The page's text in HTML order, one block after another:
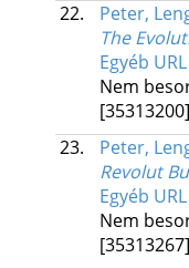
22.
Peter,
The
Egyéb URL
Nem
[35313200]
23.
Peter,
Revolut
Egyéb URL
Nem
[35313267]